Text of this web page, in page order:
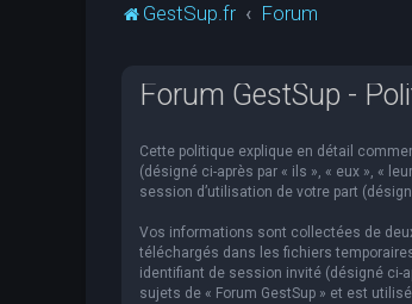
GestSup.fr Forum
Forum GestSup -
Cette politique explique en détail
(désigné ci-après par « ils », « eux », «
session d’utilisation de votre part
Vos informations sont collectées de
téléchargés dans les fichiers
identifiant de session invité (désigné ci-
sujets de « Forum GestSup » et est